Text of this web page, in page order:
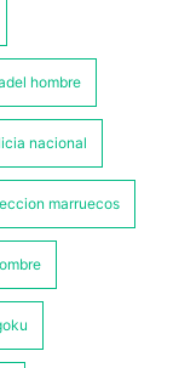
hombre
nacional
marruecos